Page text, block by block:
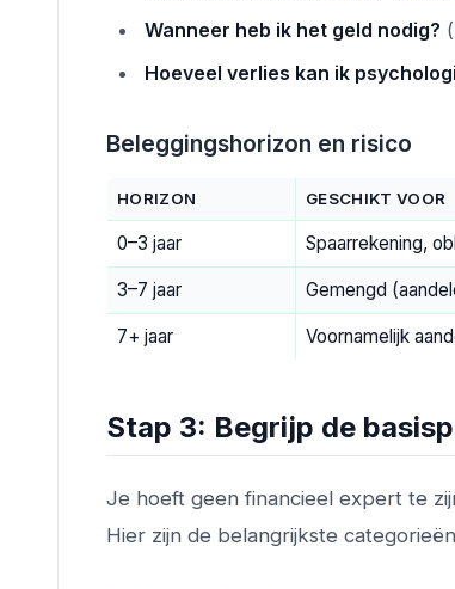
Wanneer heb ik het geld nodig?
Hoeveel verlies kan ik
Beleggingshorizon en risico
HORIZON GESCHIKT VOOR
0–3 jaar Spaarrekening,
3–7 jaar Gemengd
7+ jaar Voornamelijk
Stap 3: Begrijp de
Je hoeft geen financieel expert te
Hier zijn de belangrijkste